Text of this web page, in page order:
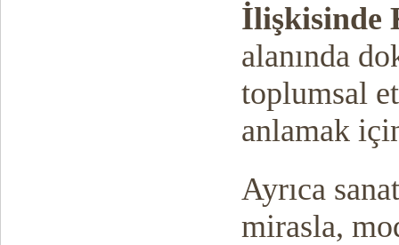
İlişkisinde
alanında
toplumsal
anlamak
Ayrıca
mirasla,